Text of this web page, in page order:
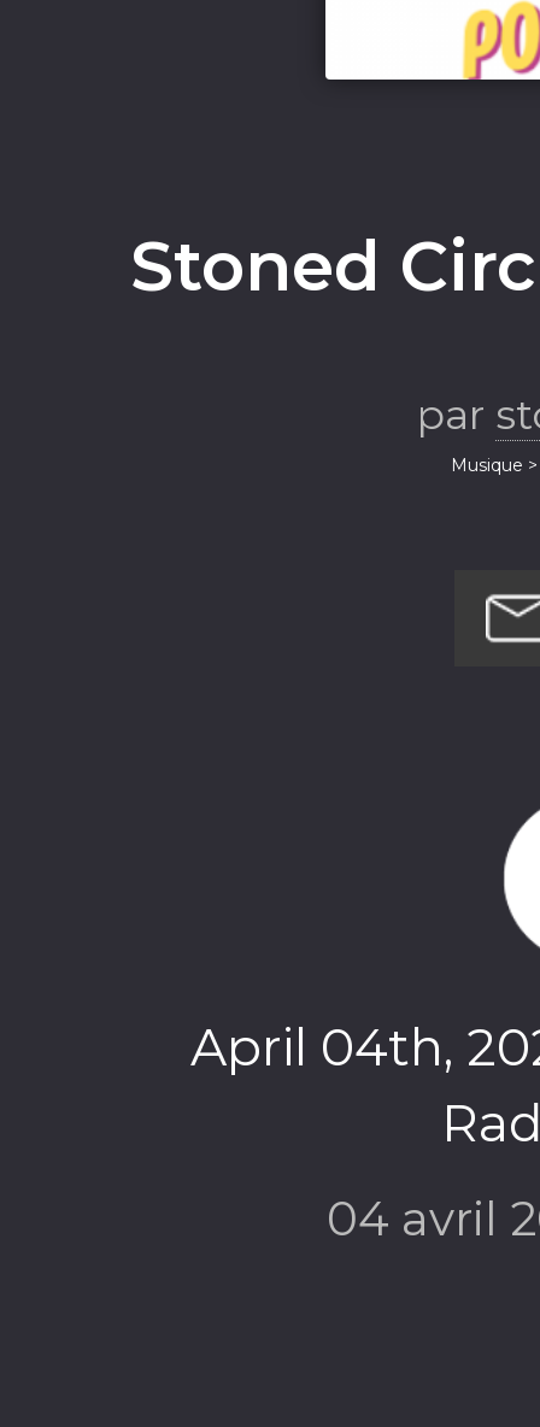
Stoned
par
Musique
April 04th,
04 avril